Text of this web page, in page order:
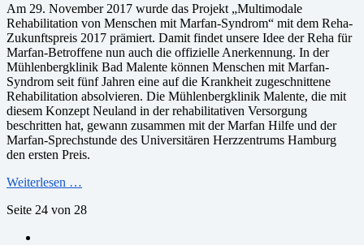
Am 29. November 2017 wurde das Projekt „Multimodale
Rehabilitation von Menschen mit Marfan-Syndrom“ mit dem Reha-
Zukunftspreis 2017 prämiert. Damit findet unsere Idee der Reha für
Marfan-Betroffene nun auch die offizielle Anerkennung. In der
Mühlenbergklinik Bad Malente können Menschen mit Marfan-
Syndrom seit fünf Jahren eine auf die Krankheit zugeschnittene
Rehabilitation absolvieren. Die Mühlenbergklinik Malente, die mit
diesem Konzept Neuland in der rehabilitativen Versorgung
beschritten hat, gewann zusammen mit der Marfan Hilfe und der
Marfan-Sprechstunde des Universitären Herzzentrums Hamburg
den ersten Preis.
Weiterlesen …
Seite 24 von 28